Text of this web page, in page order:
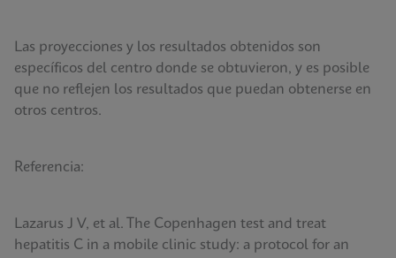
Las proyecciones y los resultados obtenidos son
específicos del centro donde se obtuvieron, y es posible
que no reflejen los resultados que puedan obtenerse en
otros centros.
Referencia:
Lazarus J V, et al. The Copenhagen test and treat
hepatitis C in a mobile clinic study: a protocol for an